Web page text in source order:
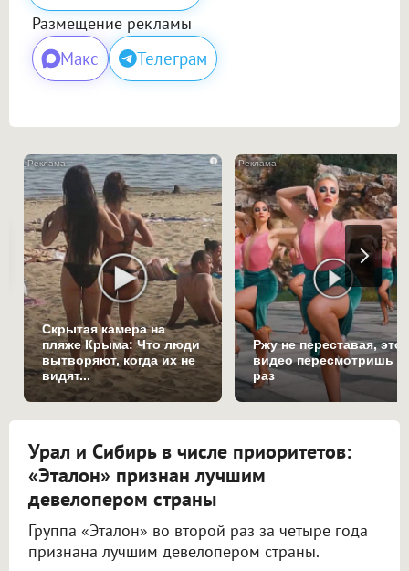
Размещение рекламы
Макс Телеграм
i
Скрытая камера на
пляже Крыма: Что люди
вытворяют, когда их не
видят...
Ржу не переставая, это
видео пересмотришь
раз
Урал и Сибирь в числе приоритетов:
«Эталон» признан лучшим
девелопером страны
Группа «Эталон» во второй раз за четыре года
признана лучшим девелопером страны.